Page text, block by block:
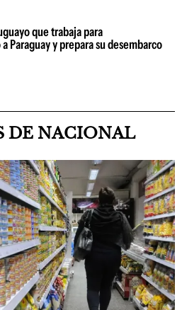
que trabaja para
Paraguay y prepara su desembarco
DE NACIONAL